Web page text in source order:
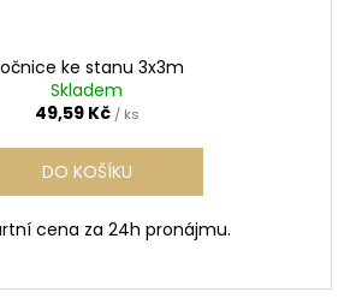
ke stanu 3x3m
Skladem
49,59 Kč / ks
DO KOŠÍKU
cena za 24h pronájmu.